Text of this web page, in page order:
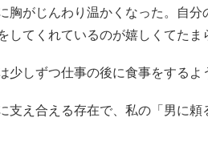
胸がじんわり温かくなった。自
してくれているのが嬉しくてたま
少しずつ仕事の後に食事をするよ
支え合える存在で、私の「男に